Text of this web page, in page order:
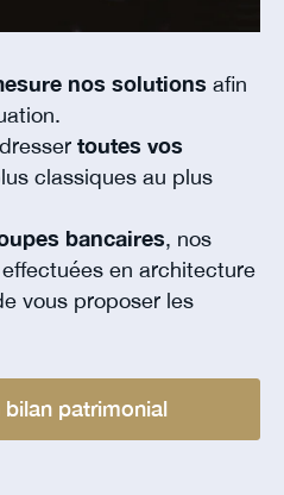
nos solutions afin
toutes vos
classiques au plus
bancaires, nos
en architecture
vous proposer les
bilan patrimonial